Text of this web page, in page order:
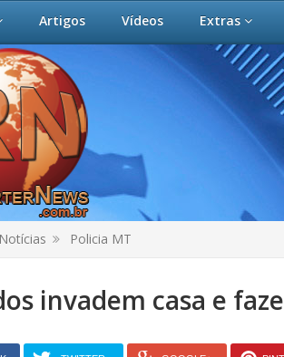
Artigos Vídeos Extras
Notícias Policia MT
invadem casa e